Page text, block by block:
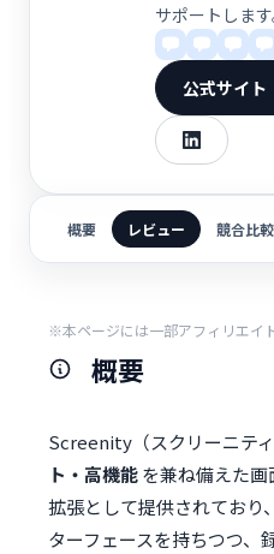
サポートします
公式サイト
概要 レビュー 競合比較
※本ページには一部アフィリエイ
概要
Screenity（スクリーニティ
ト・高機能を兼ね備えた
拡張として提供されており
ターフェースを持ちつつ、